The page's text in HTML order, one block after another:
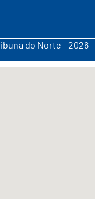
do Norte - 2026